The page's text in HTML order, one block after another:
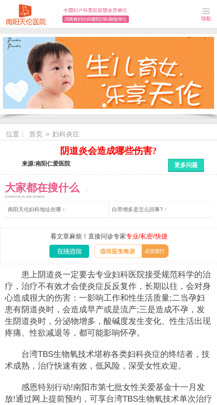
位置： 首页 > 妇科炎症
阴道炎会造成哪些伤害?
来源:南阳仁爱医院 更多问题
大家都在搜什么
EYERYONE IN THE SEARCH
南阳天伦妇科地址在哪↑ 白带增多是怎么回事?↑
看文章麻烦！直接问诊专家专业/私密/快捷
患上阴道炎一定要去专业妇科医院接受规范科学的治
疗，治疗不有效才会使炎症反反复作，长期以往，会对身
心造成很大的伤害：一影响工作和性生活质量;二当孕妇
患有阴道炎时，会造成早产或是流产;三是造成不孕，发
生阴道炎时，分泌物增多，酸碱度发生变化、性生活出现
疼痛、性欲减退等，都可能影响怀孕。
台湾TBS生物氧技术堪称各类妇科炎症的终结者，技
术成熟，治疗快速有效，低风险，深受女性欢迎。
感恩特别行动!南阳市第七批女性关爱基金十一月发
放!通过网上提前预约，可享台湾TBS生物氧技术单次治疗